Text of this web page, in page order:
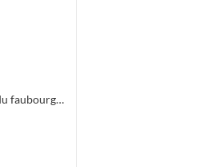
Indemnité à Mme Diotto pour l'entretien du lavoir du faubourg du Soleil